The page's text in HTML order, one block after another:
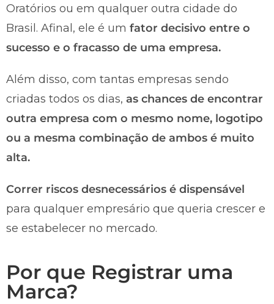
Oratórios ou em qualquer outra cidade do
Brasil. Afinal, ele é um fator decisivo entre o
sucesso e o fracasso de uma empresa.
Além disso, com tantas empresas sendo
criadas todos os dias, as chances de encontrar
outra empresa com o mesmo nome, logotipo
ou a mesma combinação de ambos é muito
alta.
Correr riscos desnecessários é dispensável
para qualquer empresário que queria crescer e
se estabelecer no mercado.
Por que Registrar uma
Marca?